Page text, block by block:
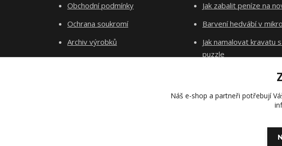
Obchodní podmínky
Ochrana soukromí
Archiv výrobků
Kontakty
Jak zabalit peníze na
Barvení hedvábí v
Jak namalovat kravatu
puzzle
Náš e-shop a partneři potřebují